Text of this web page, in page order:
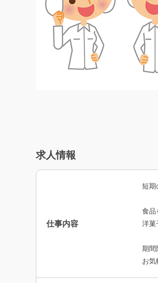
求人情報
仕事内容
短期
食品
洋菓
期間
お気